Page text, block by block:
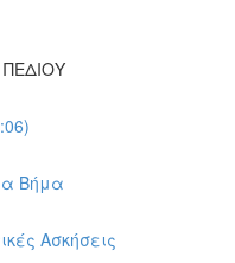
Βήμα
Ασκήσεις